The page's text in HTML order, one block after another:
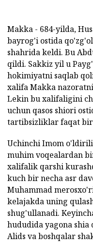
Makka - 684-yilda,
bayrog'i ostida
shahrida keldi. Bu
qildi. Sakkiz yil u
hokimiyatni saqlab
xalifa Makka
Lekin bu xalifaligini
uchun qasos shiori
tartibsizliklar faqat
Uchinchi Imom
muhim voqealardan
xalifalik qarshi
kuch bir necha asr
Muhammad
kelajakda uning
shug'ullanadi.
hududida yagona
Alids va boshqalar